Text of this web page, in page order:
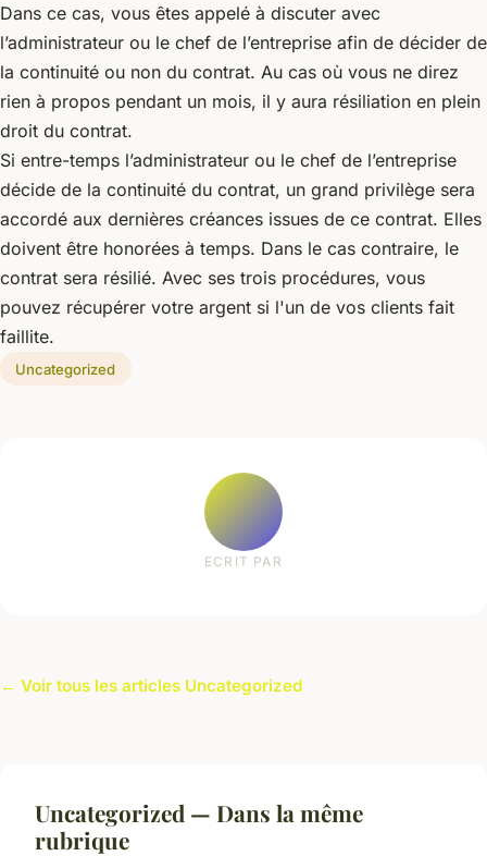
Dans ce cas, vous êtes appelé à discuter avec
l’administrateur ou le chef de l’entreprise afin de décider de
la continuité ou non du contrat. Au cas où vous ne direz
rien à propos pendant un mois, il y aura résiliation en plein
droit du contrat.
Si entre-temps l’administrateur ou le chef de l’entreprise
décide de la continuité du contrat, un grand privilège sera
accordé aux dernières créances issues de ce contrat. Elles
doivent être honorées à temps. Dans le cas contraire, le
contrat sera résilié. Avec ses trois procédures, vous
pouvez récupérer votre argent si l'un de vos clients fait
faillite.
Uncategorized
ECRIT PAR
← Voir tous les articles Uncategorized
Uncategorized — Dans la même
rubrique